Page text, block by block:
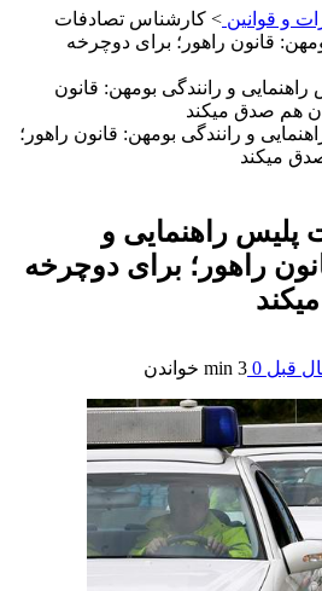
و قوانین > کارشناس تصادفات
قانون راهور؛ برای دوچرخه
و رانندگی بومهن: قانون راهور؛
می‏کند
پلیس راهنمایی و
راهور؛ برای دوچرخه
0
3 min خواندن